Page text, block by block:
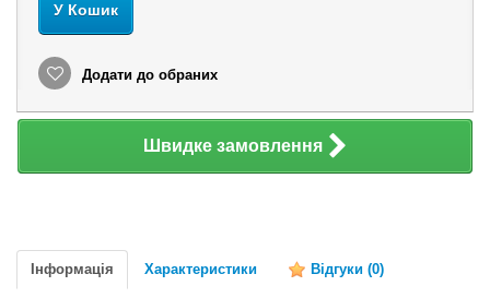
У Кошик
Додати до обраних
Швидке замовлення
Інформація Характеристики Відгуки (0)